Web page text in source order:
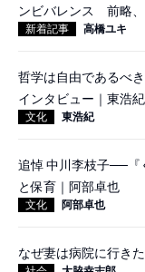
ンビバレンス 前略
新着記事 高橋ユキ
哲学は自由であるべ
インタビュー｜東浩紀
文化 東浩紀
追悼 中川李枝子──
と保育｜阿部卓也
文化 阿部卓也
なぜ妻は病院に行き